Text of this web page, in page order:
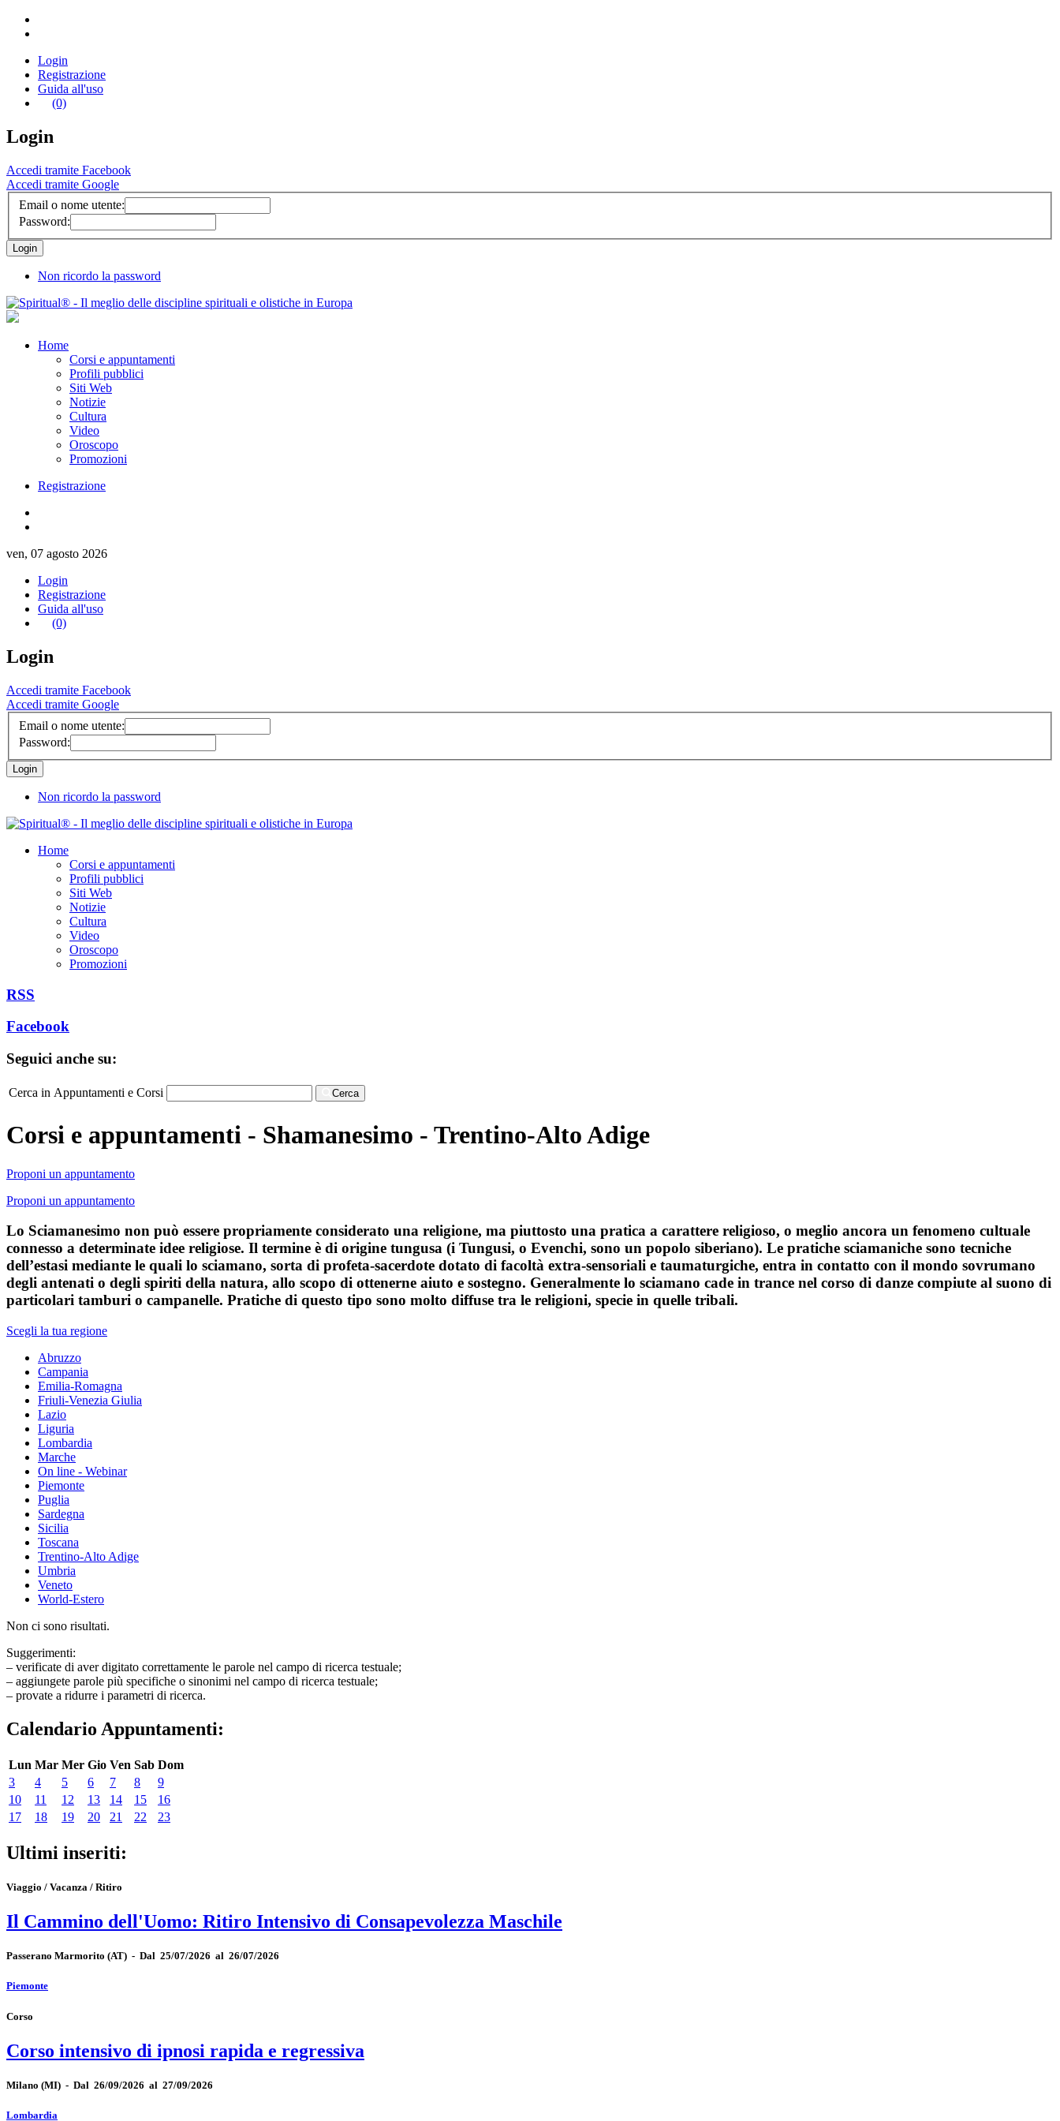
Login
Registrazione
Guida all'uso
(0)
Login
Accedi tramite Facebook
Accedi tramite Google
Email o nome utente:
Password:
Non ricordo la password
Home
Corsi e appuntamenti
Profili pubblici
Siti Web
Notizie
Cultura
Video
Oroscopo
Promozioni
Registrazione
ven, 07 agosto 2026
Login
Registrazione
Guida all'uso
(0)
Login
Accedi tramite Facebook
Accedi tramite Google
Email o nome utente:
Password:
Non ricordo la password
Home
Corsi e appuntamenti
Profili pubblici
Siti Web
Notizie
Cultura
Video
Oroscopo
Promozioni
RSS
Facebook
Seguici anche su:
Cerca in Appuntamenti e Corsi Cerca
Corsi e appuntamenti - Shamanesimo - Trentino-Alto Adige
Proponi un appuntamento
Proponi un appuntamento
Lo Sciamanesimo non può essere propriamente considerato una religione, ma piuttosto una pratica a carattere religioso, o meglio ancora un fenomeno cultuale
connesso a determinate idee religiose. Il termine è di origine tungusa (i Tungusi, o Evenchi, sono un popolo siberiano). Le pratiche sciamaniche sono tecniche
dell’estasi mediante le quali lo sciamano, sorta di profeta-sacerdote dotato di facoltà extra-sensoriali e taumaturgiche, entra in contatto con il mondo sovrumano
degli antenati o degli spiriti della natura, allo scopo di ottenerne aiuto e sostegno. Generalmente lo sciamano cade in trance nel corso di danze compiute al suono di
particolari tamburi o campanelle. Pratiche di questo tipo sono molto diffuse tra le religioni, specie in quelle tribali.
Scegli la tua regione
Abruzzo
Campania
Emilia-Romagna
Friuli-Venezia Giulia
Lazio
Liguria
Lombardia
Marche
On line - Webinar
Piemonte
Puglia
Sardegna
Sicilia
Toscana
Trentino-Alto Adige
Umbria
Veneto
World-Estero
Non ci sono risultati.
Suggerimenti:
– verificate di aver digitato correttamente le parole nel campo di ricerca testuale;
– aggiungete parole più specifiche o sinonimi nel campo di ricerca testuale;
– provate a ridurre i parametri di ricerca.
Calendario Appuntamenti:
Lun Mar Mer Gio Ven Sab Dom
3
4 5 6 7 8
9
10
11 12 13 14 15
16
17
18 19 20 21 22 23
Ultimi inseriti:
Viaggio / Vacanza / Ritiro
Il Cammino dell'Uomo: Ritiro Intensivo di Consapevolezza Maschile
Passerano Marmorito (AT) - Dal 25/07/2026 al 26/07/2026
Piemonte
Corso
Corso intensivo di ipnosi rapida e regressiva
Milano (MI) - Dal 26/09/2026 al 27/09/2026
Lombardia